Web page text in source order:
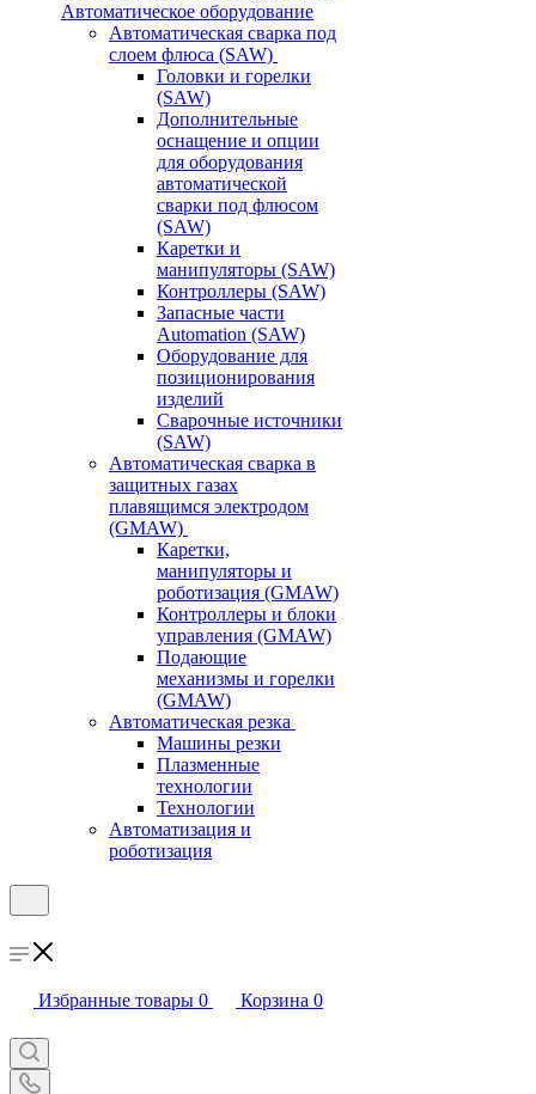
Автоматическое оборудование
Автоматическая сварка под
слоем флюса (SAW)
Головки и горелки
(SAW)
Дополнительные
оснащение и опции
для оборудования
автоматической
сварки под флюсом
(SAW)
Каретки и
манипуляторы (SAW)
Контроллеры (SAW)
Запасные части
Automation (SAW)
Оборудование для
позиционирования
изделий
Сварочные источники
(SAW)
Автоматическая сварка в
защитных газах
плавящимся электродом
(GMAW)
Каретки,
манипуляторы и
роботизация (GMAW)
Контроллеры и блоки
управления (GMAW)
Подающие
механизмы и горелки
(GMAW)
Автоматическая резка
Машины резки
Плазменные
технологии
Технологии
Автоматизация и
роботизация
Избранные товары 0 Корзина 0